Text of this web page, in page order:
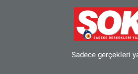
Sadece gerçekleri